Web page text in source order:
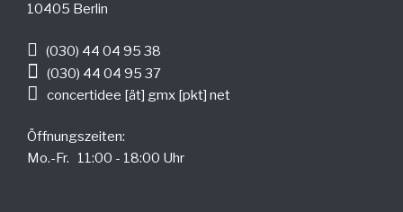
10405 Berlin
(030) 44 04 95 38
(030) 44 04 95 37
concertidee [ät] gmx [pkt] net
Öffnungszeiten:
Mo.-Fr. 11:00 - 18:00 Uhr